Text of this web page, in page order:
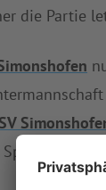
die Partie
SV
so